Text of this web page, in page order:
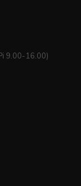
9.00-16.00)